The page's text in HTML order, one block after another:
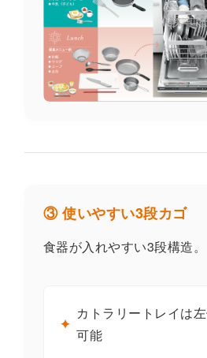
③ 使いやすい3段カゴ
食器が入れやすい3段構造。
✦
カトラリートレイは
可能